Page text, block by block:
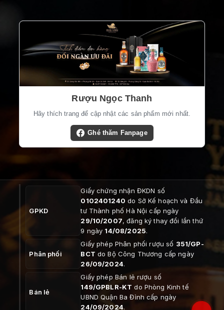
Rượu Ngọc Thanh
Hãy thích trang để cập nhật các sản phẩm mới nhất.
Ghé thăm Fanpage
GPKD
Giấy chứng nhận ĐKDN số
0102401240 do Sở Kế hoạch và Đầu
tư Thành phố Hà Nội cấp ngày
29/10/2007, đăng ký thay đổi lần thứ
9 ngày 14/08/2025.
Phân phối
Giấy phép Phân phối rượu số 351/GP-
BCT do Bộ Công Thương cấp ngày
26/09/2024.
Bán lẻ
Giấy phép Bán lẻ rượu số
149/GPBLR-KT do Phòng Kinh tế
UBND Quận Ba Đình cấp ngày
24/09/2024.